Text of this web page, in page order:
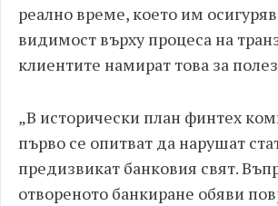
реално време, което им
видимост върху процеса на
клиентите намират това за
„В исторически план финтех
първо се опитват да нарушат
предизвикат банковия свят.
отвореното банкиране обяви